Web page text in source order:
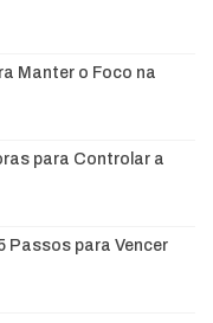
Manter o Foco na
para Controlar a
Passos para Vencer